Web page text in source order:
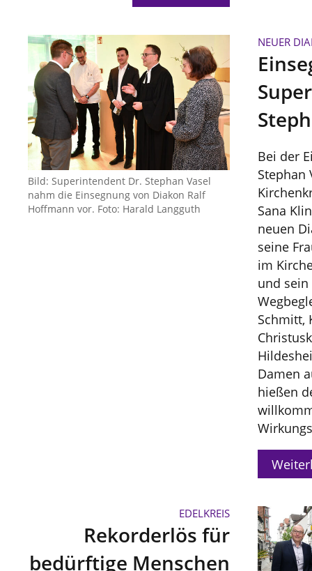
Bild: Superintendent Dr. Stephan Vasel
nahm die Einsegnung von Diakon Ralf
Hoffmann vor. Foto: Harald Langguth
NEUER
Bei der
Stephan
Sana
neuen
seine
im
und
Schmitt,
Damen
hießen
EDELKREIS
Rekorderlös für
bedürftige Menschen